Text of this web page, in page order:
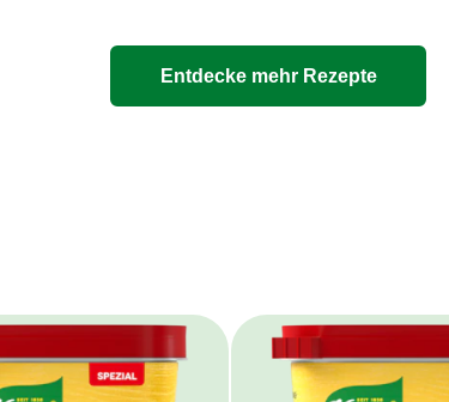
Entdecke mehr Rezepte